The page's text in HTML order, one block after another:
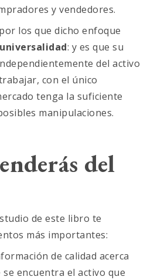
y vendedores.
los que dicho enfoque
universalidad: y es que su
del activo
con el único
tenga la suficiente
manipulaciones.
del
de este libro te
más importantes:
de calidad acerca
encuentra el activo que